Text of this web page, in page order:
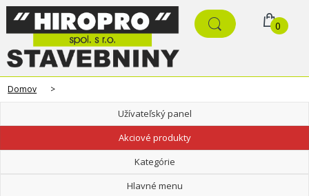
0
Domov >
Užívateľský panel
Akciové produkty
Kategórie
Hlavné menu